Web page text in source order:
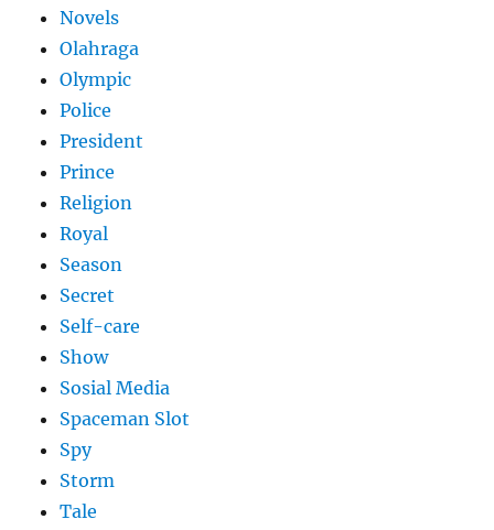
Novels
Olahraga
Olympic
Police
President
Prince
Religion
Royal
Season
Secret
Self-care
Show
Sosial Media
Spaceman Slot
Spy
Storm
Tale